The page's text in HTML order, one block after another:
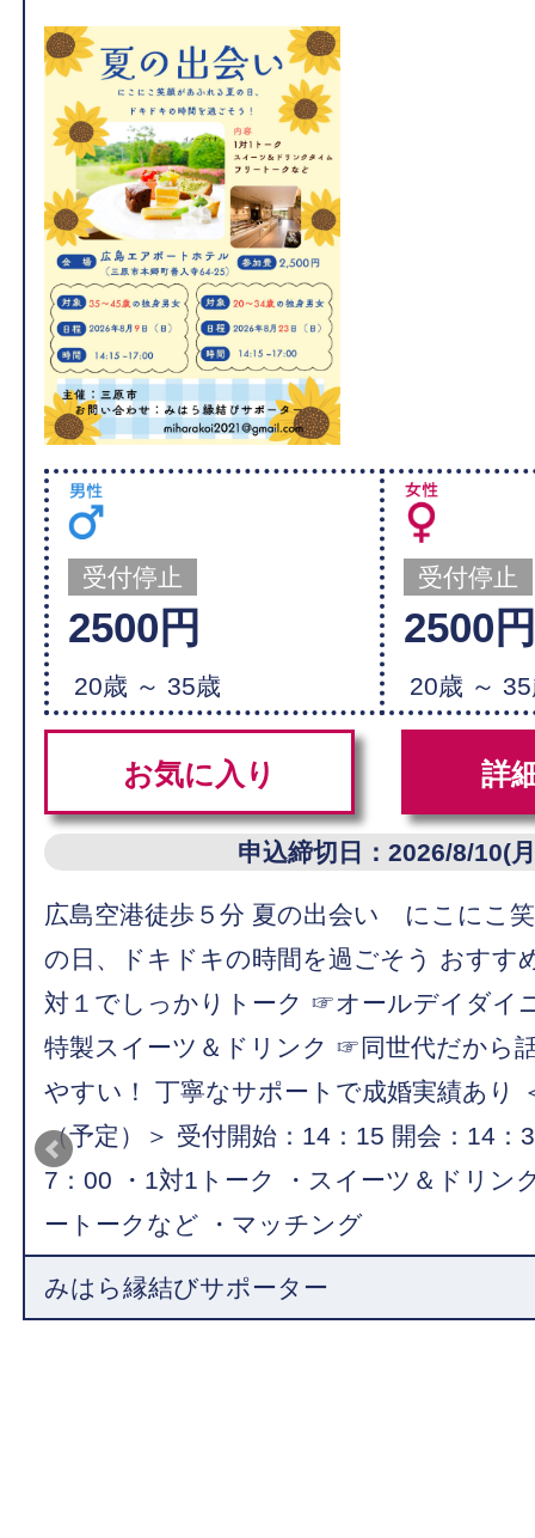
受付停止
2500円
20歳 ～ 35歳
受付停止
2500
20歳 ～
お気に入り 詳
申込締切日：2026/8/10(
広島空港徒歩５分 夏の出会い にこにこ
の日、ドキドキの時間を過ごそう おす
対１でしっかりトーク ☞オールデイダイ
特製スイーツ＆ドリンク ☞同世代だから
やすい！ 丁寧なサポートで成婚実績あり
（予定）＞ 受付開始：14：15 開会：14：
7：00 ・1対1トーク ・スイーツ＆ドリン
ートークなど ・マッチング
みはら縁結びサポーター